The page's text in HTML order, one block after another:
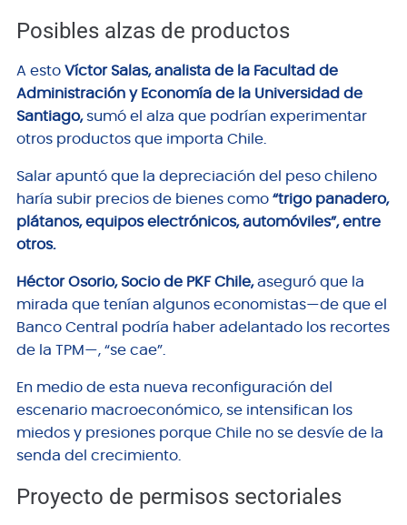
Posibles alzas de productos
A esto Víctor Salas, analista de la Facultad de
Administración y Economía de la Universidad de
Santiago,sumó el alza que podrían experimentar
otros productos que importa Chile.
Salar apuntó que la depreciación del peso chileno
haría subir precios de bienes como “trigo panadero,
plátanos, equipos electrónicos, automóviles”, entre
otros.
Héctor Osorio, Socio de PKF Chile,aseguró que la
mirada que tenían algunos economistas—de que el
Banco Central podría haber adelantado los recortes
de la TPM—, “se cae”.
En medio de esta nueva reconfiguración del
escenario macroeconómico, se intensifican los
miedos y presiones porque Chile no se desvíe de la
senda del crecimiento.
Proyecto de permisos sectoriales